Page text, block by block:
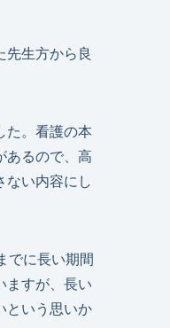
先生方から良
た。看護の本
あるので、高
ない内容にし
でに長い期間
ますが、長い
という思いか